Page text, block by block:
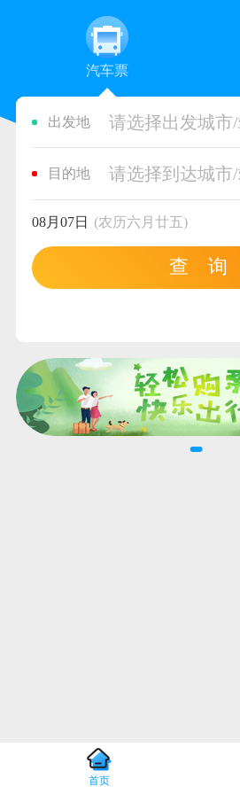
汽车票
出发地 请选择出发城市
目的地 请选择到达城市
08月07日 (农历六月廿五)
查 询
首页